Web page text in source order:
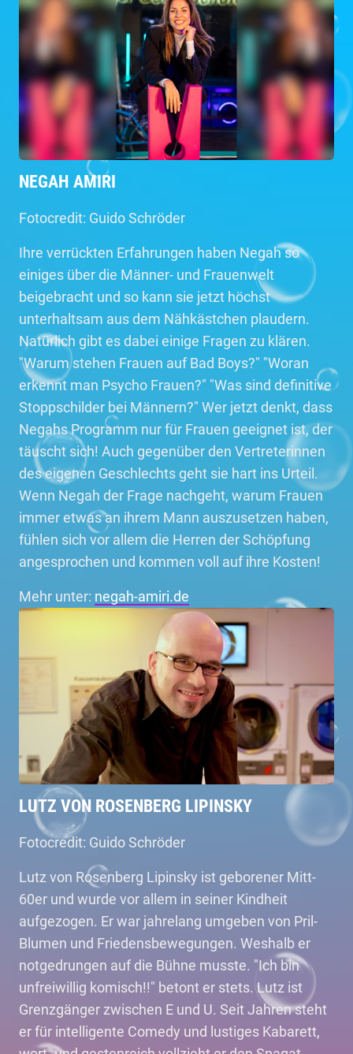
NEGAH AMIRI
Fotocredit: Guido Schröder
Ihre verrückten Erfahrungen haben Negah so
einiges über die Männer- und Frauenwelt
beigebracht und so kann sie jetzt höchst
unterhaltsam aus dem Nähkästchen plaudern.
Natürlich gibt es dabei einige Fragen zu klären.
"Warum stehen Frauen auf Bad Boys?" "Woran
erkennt man Psycho Frauen?" "Was sind definitive
Stoppschilder bei Männern?" Wer jetzt denkt, dass
Negahs Programm nur für Frauen geeignet ist, der
täuscht sich! Auch gegenüber den Vertreterinnen
des eigenen Geschlechts geht sie hart ins Urteil.
Wenn Negah der Frage nachgeht, warum Frauen
immer etwas an ihrem Mann auszusetzen haben,
fühlen sich vor allem die Herren der Schöpfung
angesprochen und kommen voll auf ihre Kosten!
Mehr unter: negah-amiri.de
LUTZ VON ROSENBERG LIPINSKY
Fotocredit: Guido Schröder
Lutz von Rosenberg Lipinsky ist geborener Mitt-
60er und wurde vor allem in seiner Kindheit
aufgezogen. Er war jahrelang umgeben von Pril-
Blumen und Friedensbewegungen. Weshalb er
notgedrungen auf die Bühne musste. "Ich bin
unfreiwillig komisch!!" betont er stets. Lutz ist
Grenzgänger zwischen E und U. Seit Jahren steht
er für intelligente Comedy und lustiges Kabarett,